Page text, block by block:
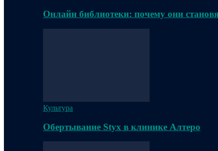
Онлайн библиотеки: почему они
Культура
Обертывание Styx в клинике Алтеро